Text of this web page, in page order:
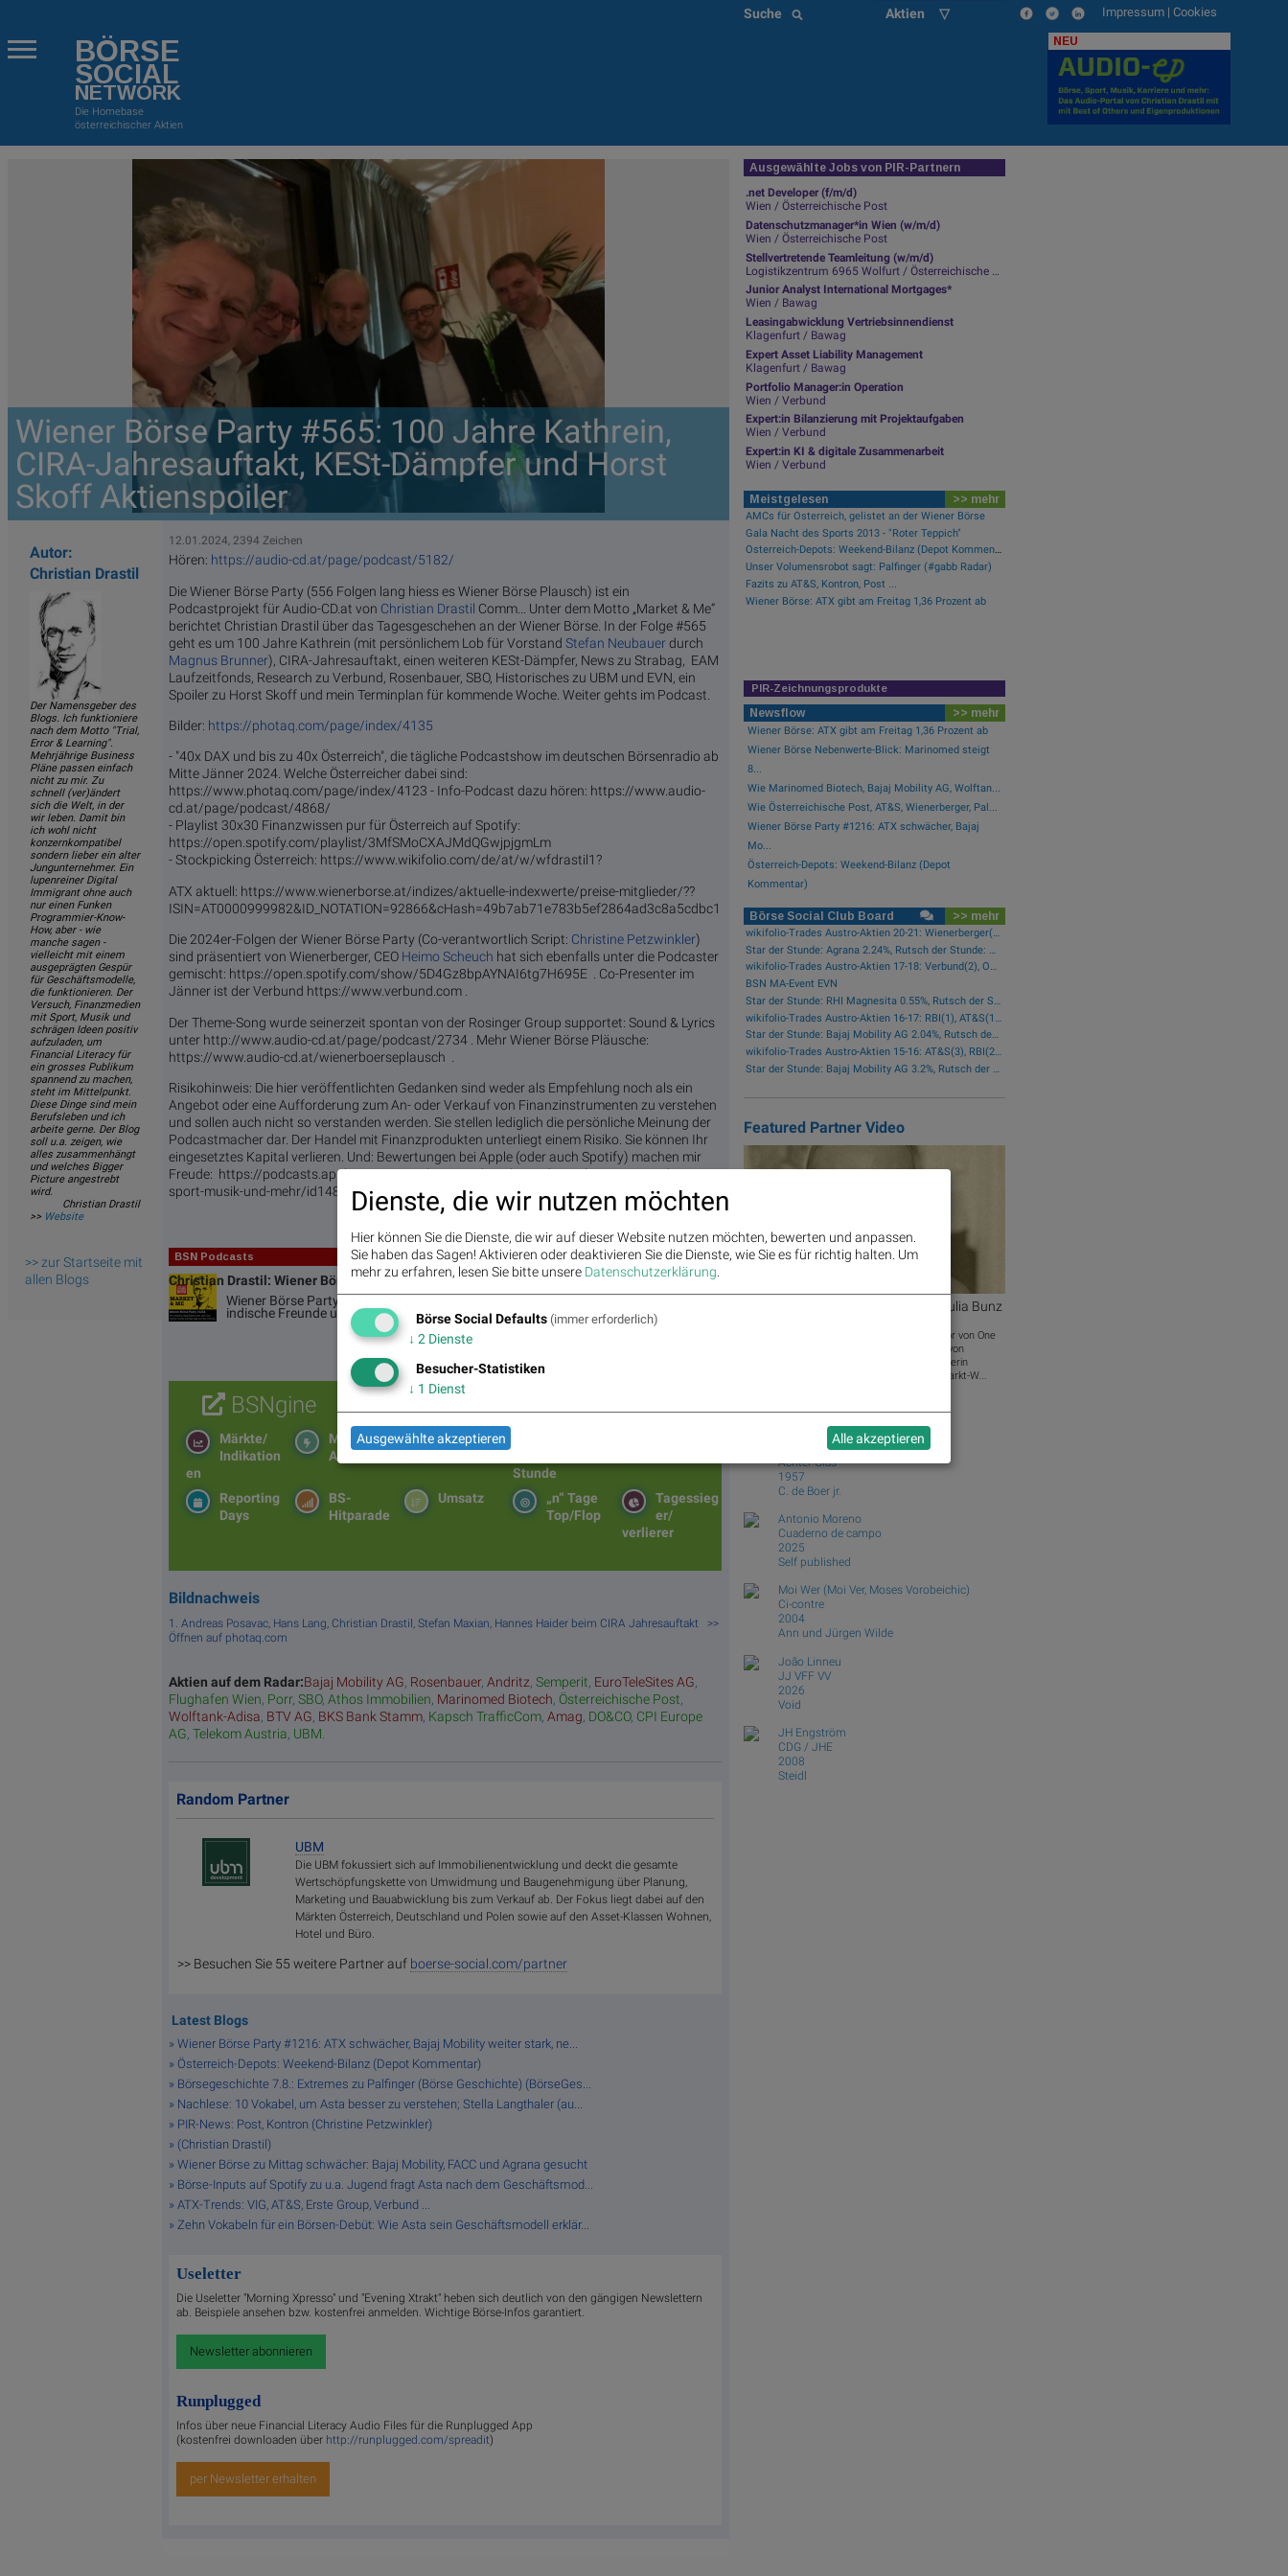
Suche Aktien ▽ Impressum | Cookies
BÖRSE
SOCIAL
NETWORK
Die Homebase
österreichischer Aktien
NEU
Wiener Börse Party #565: 100 Jahre Kathrein,
CIRA-Jahresauftakt, KESt-Dämpfer und Horst
Skoff Aktienspoiler
Autor:
Christian Drastil
Der Namensgeber des
Blogs. Ich funktioniere
nach dem Motto "Trial,
Error & Learning".
Mehrjährige Business
Pläne passen einfach
nicht zu mir. Zu
schnell (ver)ändert
sich die Welt, in der
wir leben. Damit bin
ich wohl nicht
konzernkompatibel
sondern lieber ein alter
Jungunternehmer. Ein
lupenreiner Digital
Immigrant ohne auch
nur einen Funken
Programmier-Know-
How, aber - wie
manche sagen -
vielleicht mit einem
ausgeprägten Gespür
für Geschäftsmodelle,
die funktionieren. Der
Versuch, Finanzmedien
mit Sport, Musik und
schrägen Ideen positiv
aufzuladen, um
Financial Literacy für
ein grosses Publikum
spannend zu machen,
steht im Mittelpunkt.
Diese Dinge sind mein
Berufsleben und ich
arbeite gerne. Der Blog
soll u.a. zeigen, wie
alles zusammenhängt
und welches Bigger
Picture angestrebt
wird.
Christian Drastil
>> Website
>> zur Startseite mit
allen Blogs
12.01.2024, 2394 Zeichen
Hören: https://audio-cd.at/page/podcast/5182/
Die Wiener Börse Party (556 Folgen lang hiess es Wiener Börse Plausch) ist ein
Podcastprojekt für Audio-CD.at von Christian Drastil Comm... Unter dem Motto „Market & Me“
berichtet Christian Drastil über das Tagesgeschehen an der Wiener Börse. In der Folge #565
geht es um 100 Jahre Kathrein (mit persönlichem Lob für VorstandStefan Neubauerdurch
Magnus Brunner), CIRA-Jahresauftakt, einen weiteren KESt-Dämpfer, News zu Strabag, EAM
Laufzeitfonds, Research zu Verbund, Rosenbauer, SBO, Historisches zu UBM und EVN, ein
Spoiler zu Horst Skoff und mein Terminplan für kommende Woche. Weiter gehts im Podcast.
Bilder: https://photaq.com/page/index/4135
- "40x DAX und bis zu 40x Österreich", die tägliche Podcastshow im deutschen Börsenradio ab
Mitte Jänner 2024. Welche Österreicher dabei sind:
https://www.photaq.com/page/index/4123 - Info-Podcast dazu hören: https://www.audio-
cd.at/page/podcast/4868/
- Playlist 30x30 Finanzwissen pur für Österreich auf Spotify:
https://open.spotify.com/playlist/3MfSMoCXAJMdQGwjpjgmLm
- Stockpicking Österreich: https://www.wikifolio.com/de/at/w/wfdrastil1?
ATX aktuell: https://www.wienerborse.at/indizes/aktuelle-indexwerte/preise-mitglieder/??
ISIN=AT0000999982&ID_NOTATION=92866&cHash=49b7ab71e783b5ef2864ad3c8a5cdbc1
Die 2024er-Folgen der Wiener Börse Party (Co-verantwortlich Script: Christine Petzwinkler)
sind präsentiert von Wienerberger, CEO Heimo Scheuch hat sich ebenfalls unter die Podcaster
gemischt: https://open.spotify.com/show/5D4Gz8bpAYNAI6tg7H695E . Co-Presenter im
Jänner ist der Verbund https://www.verbund.com .
Der Theme-Song wurde seinerzeit spontan von der Rosinger Group supportet: Sound & Lyrics
unter http://www.audio-cd.at/page/podcast/2734 . Mehr Wiener Börse Pläusche:
https://www.audio-cd.at/wienerboerseplausch .
Risikohinweis: Die hier veröffentlichten Gedanken sind weder als Empfehlung noch als ein
Angebot oder eine Aufforderung zum An- oder Verkauf von Finanzinstrumenten zu verstehen
und sollen auch nicht so verstanden werden. Sie stellen lediglich die persönliche Meinung der
Podcastmacher dar. Der Handel mit Finanzprodukten unterliegt einem Risiko. Sie können Ihr
eingesetztes Kapital verlieren. Und: Bewertungen bei Apple (oder auch Spotify) machen mir
Freude: https://podcasts.apple.com/at/podcast/audio-cd-at-indie-podcasts-wiener-boerse-
sport-musik-und-mehr/id1484919130 .
BSN Podcasts
Christian Drastil: Wiener Börse Plausch
Wiener Börse Party #1216: ATX schwächer, Bajaj Mobility weiter stark, neue
indische Freunde und Rajiv Bajaj mein Man of the Day
BSNgine
Stunde
Matrix
Moving
Averages
Märkte/
Indikation
en
Tagessieg
er/
verlierer
„n“ Tage
Top/Flop
Umsatz
BS-
Hitparade
Reporting
Days
Bildnachweis
1. Andreas Posavac, Hans Lang, Christian Drastil, Stefan Maxian, Hannes Haider beim CIRA Jahresauftakt >>
Öffnen auf photaq.com
Aktien auf dem Radar:Bajaj Mobility AG, Rosenbauer,Andritz,Semperit, EuroTeleSites AG,
Flughafen Wien, Porr,SBO,Athos Immobilien, Marinomed Biotech, Österreichische Post,
Wolftank-Adisa, BTV AG, BKS Bank Stamm, Kapsch TrafficCom,Amag, DO&CO, CPI Europe
AG,Telekom Austria, UBM
Random Partner
UBM
Die UBM fokussiert sich auf Immobilienentwicklung und deckt die gesamte
Wertschöpfungskette von Umwidmung und Baugenehmigung über Planung,
Marketing und Bauabwicklung bis zum Verkauf ab. Der Fokus liegt dabei auf den
Märkten Österreich, Deutschland und Polen sowie auf den Asset-Klassen Wohnen,
Hotel und Büro.
>> Besuchen Sie 55 weitere Partner auf boerse-social.com/partner
Latest Blogs
» Wiener Börse Party #1216: ATX schwächer, Bajaj Mobility weiter stark, ne...
» Österreich-Depots: Weekend-Bilanz (Depot Kommentar)
» Börsegeschichte 7.8.: Extremes zu Palfinger (Börse Geschichte) (BörseGes...
» Nachlese: 10 Vokabel, um Asta besser zu verstehen; Stella Langthaler (au...
» PIR-News: Post, Kontron (Christine Petzwinkler)
» (Christian Drastil)
» Wiener Börse zu Mittag schwächer: Bajaj Mobility, FACC und Agrana gesucht
» Börse-Inputs auf Spotify zu u.a. Jugend fragt Asta nach dem Geschäftsmod...
» ATX-Trends: VIG, AT&S, Erste Group, Verbund ...
» Zehn Vokabeln für ein Börsen-Debüt: Wie Asta sein Geschäftsmodell erklär...
Useletter
Die Useletter "Morning Xpresso" und "Evening Xtrakt" heben sich deutlich von den gängigen Newslettern
ab. Beispiele ansehen bzw. kostenfrei anmelden. Wichtige Börse-Infos garantiert.
Newsletter abonnieren
Runplugged
Infos über neue Financial Literacy Audio Files für die Runplugged App
(kostenfrei downloaden über http://runplugged.com/spreadit)
per Newsletter erhalten
Ausgewählte Jobs von PIR-Partnern
.net Developer (f/m/d)
Wien / Österreichische Post
Datenschutzmanager*in Wien (w/m/d)
Wien / Österreichische Post
Stellvertretende Teamleitung (w/m/d)
Logistikzentrum 6965 Wolfurt / Österreichische Post
Junior Analyst International Mortgages*
Wien / Bawag
Leasingabwicklung Vertriebsinnendienst
Klagenfurt / Bawag
Expert Asset Liability Management
Klagenfurt / Bawag
Portfolio Manager:in Operation
Wien / Verbund
Expert:in Bilanzierung mit Projektaufgaben
Wien / Verbund
Expert:in KI & digitale Zusammenarbeit
Wien / Verbund
Meistgelesen >> mehr
AMCs für Österreich, gelistet an der Wiener Börse
Gala Nacht des Sports 2013 - "Roter Teppich"
Österreich-Depots: Weekend-Bilanz (Depot Kommentar)
Unser Volumensrobot sagt: Palfinger (#gabb Radar)
Fazits zu AT&S, Kontron, Post ...
Wiener Börse: ATX gibt am Freitag 1,36 Prozent ab
PIR-Zeichnungsprodukte
Newsflow >> mehr
Wiener Börse: ATX gibt am Freitag 1,36 Prozent ab
Wiener Börse Nebenwerte-Blick: Marinomed steigt
8...
Wie Marinomed Biotech, Bajaj Mobility AG, Wolftan...
Wie Österreichische Post, AT&S, Wienerberger, Pal...
Wiener Börse Party #1216: ATX schwächer, Bajaj
Mo...
Österreich-Depots: Weekend-Bilanz (Depot
Kommentar)
Börse Social Club Board >> mehr
wikifolio-Trades Austro-Aktien 20-21: Wienerberger(1)
wikifolio-Trades Austro-Aktien 17-18: Verbund(2), Österreichische Post(1)
BSN MA-Event EVN
Star der Stunde: RHI Magnesita 0.55%, Rutsch der Stunde: AT&S -2.29%
Star der Stunde: Bajaj Mobility AG 2.04%, Rutsch der Stunde: Frequentis -1.76%
wikifolio-Trades Austro-Aktien 15-16: AT&S(3), RBI(2), Wienerberger(1), voestalpine(1), Kontron(1), Bawag(1)
Star der Stunde: Bajaj Mobility AG 3.2%, Rutsch der Stunde: Polytec Group -1.01%
Featured Partner Video
Börsepeople im Podcast S25/15: Julia Bunz
Julia Bunz ist Founder und Managing Director von One
Villas e.u., einem datenbasierten Vermieter von
exklusiven Ferienimmobilien. Mit der Ex-Bankerin
connected hat mich ein deutscher Kapitalmarkt-W...
Joan van der Keuken
Achter Glas
1957
C. de Boer jr.
Antonio Moreno
Cuaderno de campo
2025
Self published
Moi Wer (Moi Ver, Moses Vorobeichic)
Ci-contre
2004
Ann und Jürgen Wilde
João Linneu
JJ VFF VV
2026
Void
JH Engström
CDG / JHE
2008
Steidl
Dienste, die wir nutzen möchten
Hier können Sie die Dienste, die wir auf dieser Website nutzen möchten, bewerten und anpassen.
Sie haben das Sagen! Aktivieren oder deaktivieren Sie die Dienste, wie Sie es für richtig halten. Um
mehr zu erfahren, lesen Sie bitte unsere Datenschutzerklärung.
Börse Social Defaults (immer erforderlich)
↓ 2 Dienste
Besucher-Statistiken
↓ 1 Dienst
Ausgewählte akzeptieren Alle akzeptieren